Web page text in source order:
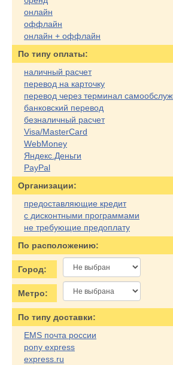
онлайн
оффлайн
онлайн + оффлайн
По типу оплаты:
наличный расчет
перевод на карточку
перевод через терминал
банковский перевод
безналичный расчет
Visa/MasterCard
WebMoney
Яндекс.Деньги
PayPal
Организации:
предоставляющие кредит
с дисконтными программами
не требующие предоплату
По расположению:
Город:
Метро:
По типу доставки:
EMS почта россии
pony express
express.ru